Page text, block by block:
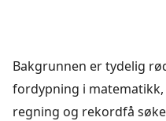
Bakgrunnen er tydelig
fordypning i
regning og rekordfå